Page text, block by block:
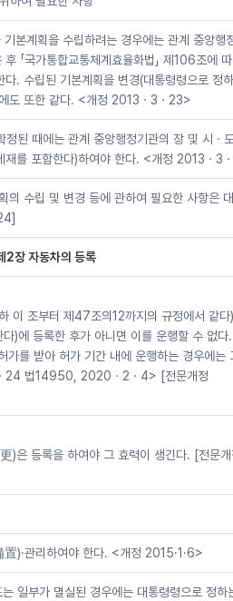
본계획을 수립하려는 경우에는 관계 중앙행
「국가통합교통체계효율화법」 제106조에
. 수립된 기본계획을 변경(대통령령으로 정
도 또한 같다. <개정 2013ㆍ3ㆍ23>
된 때에는 관계 중앙행정기관의 장 및 시ㆍ
재를 포함한다)하여야 한다. <개정 2013ㆍ3
수립 및 변경 등에 관하여 필요한 사항은
2장 자동차의 등록
이 조부터 제47조의12까지의 규정에서 같다
)에 등록한 후가 아니면 이를 운행할 수 없다
가를 받아 허가 기간 내에 운행하는 경우에는
24 법14950, 2020ㆍ2ㆍ4> [전문개정
)은 등록을 하여야 그 효력이 생긴다. [전문
)·관리하여야 한다. <개정 2015·1·6>
일부가 멸실된 경우에는 대통령령으로 정하